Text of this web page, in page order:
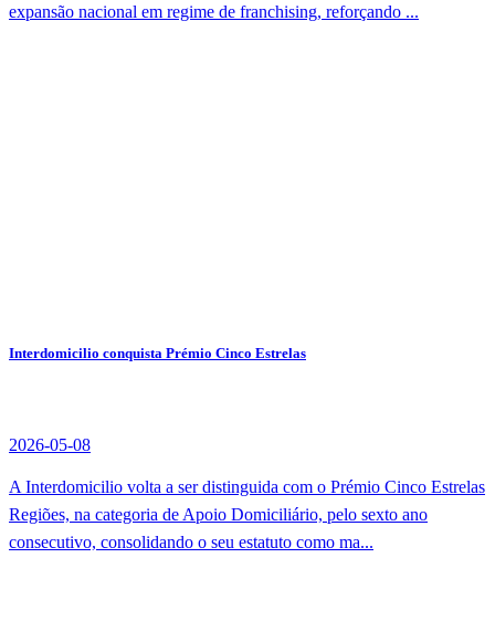
expansão nacional em regime de franchising, reforçando ...
Interdomicilio conquista Prémio Cinco Estrelas
2026-05-08
A Interdomicilio volta a ser distinguida com o Prémio Cinco Estrelas
Regiões, na categoria de Apoio Domiciliário, pelo sexto ano
consecutivo, consolidando o seu estatuto como ma...